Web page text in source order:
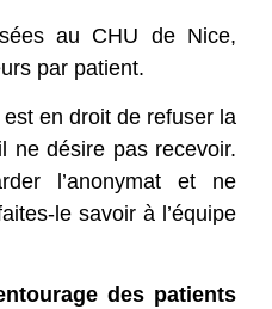
au CHU de Nice,
par patient.
en droit de refuser la
ne désire pas recevoir.
l’anonymat et ne
le savoir à l’équipe
des patients